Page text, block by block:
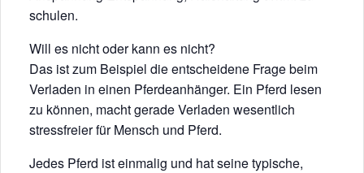
schulen.
Will es nicht oder kann es nicht?
Das ist zum Beispiel die entscheidene Frage beim
Verladen in einen Pferdeanhänger. Ein Pferd lesen
zu können, macht gerade Verladen wesentlich
stressfreier für Mensch und Pferd.
Jedes Pferd ist einmalig und hat seine typische,